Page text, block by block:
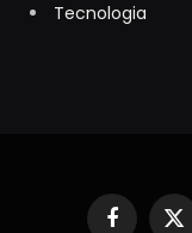
Tecnologia
Facebook
X